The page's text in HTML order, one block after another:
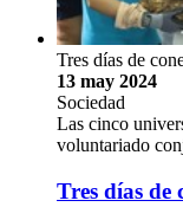
Tres días de
13 may 2024
Sociedad
Las cinco
voluntariado
Tres días de